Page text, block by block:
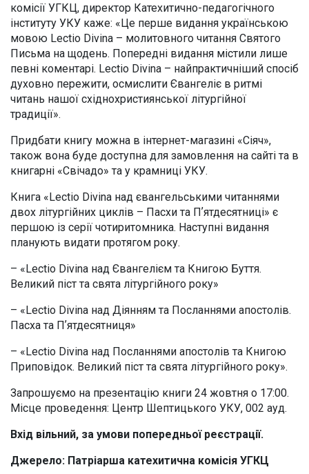
комісії УГКЦ, директор Катехитично-педагогічного
інституту УКУ каже: «Це перше видання українською
мовою Lectio Divina – молитовного читання Святого
Письма на щодень. Попередні видання містили лише
певні коментарі. Lectio Divina – найпрактичніший спосіб
духовно пережити, осмислити Євангеліє в ритмі
читань нашої східнохристиянської літургійної
традиції».
Придбати книгу можна в інтернет-магазині «Сіяч»,
також вона буде доступна для замовлення на сайті та в
книгарні «Свічадо» та у крамниці УКУ.
Книга «Lectio Divina над євангельськими читаннями
двох літургійних циклів – Пасхи та Пʼятдесятниці» є
першою із серії чотиритомника. Наступні видання
планують видати протягом року.
– «Lectio Divina над Євангелієм та Книгою Буття.
Великий піст та свята літургійного року»
– «Lectio Divina над Діянням та Посланнями апостолів.
Пасха та Пʼятдесятниця»
– «Lectio Divina над Посланнями апостолів та Книгою
Приповідок. Великий піст та свята літургійного року».
Запрошуємо на презентацію книги 24 жовтня о 17:00.
Місце проведення: Центр Шептицького УКУ, 002 ауд.
Вхід вільний, за умови попередньої реєстрації.
Джерело: Патріарша катехитична комісія УГКЦ